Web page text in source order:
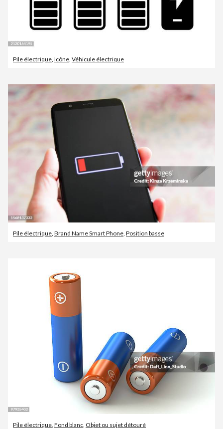
Pile électrique Icône Véhicule électrique
Pile électrique Brand Name Smart Phone Position basse
Pile électrique Fond blanc Objet ou sujet détouré